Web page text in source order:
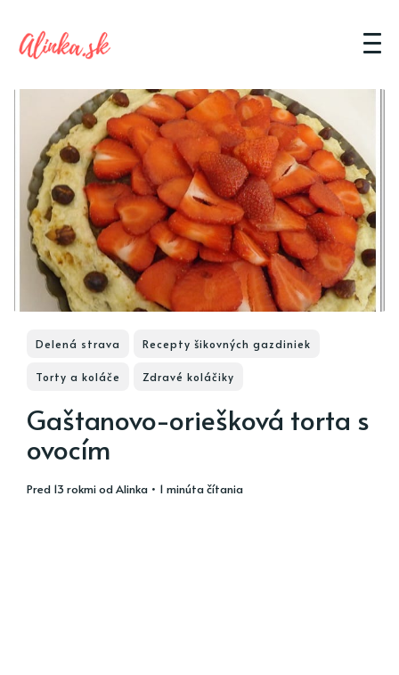
Delená strava Recepty šikovných gazdiniek
Torty a koláče Zdravé koláčiky
Gaštanovo-oriešková torta s
ovocím
pred 13 rokmiodAlinka • 1 minúta čítania